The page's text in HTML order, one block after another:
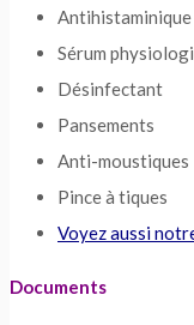
Antihistaminique
Sérum
Désinfectant
Pansements
Anti-moustiques
Pince à tiques
Voyez aussi
Documents